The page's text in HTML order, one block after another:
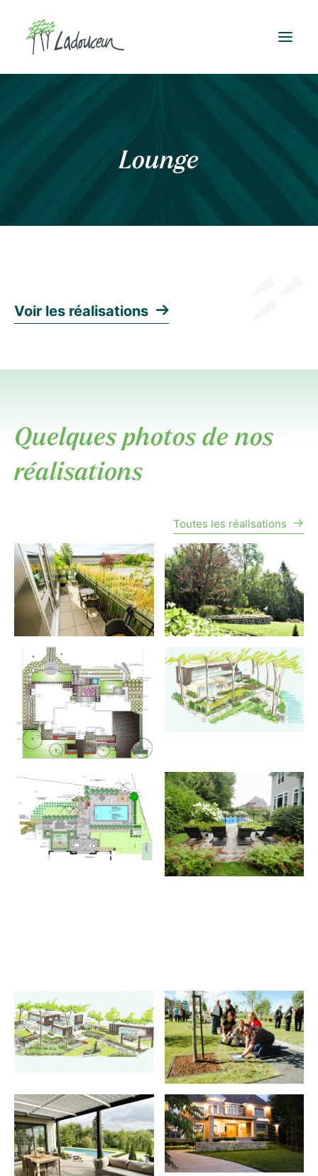
Lounge
Voir les réalisations
Quelques photos de nos
réalisations
Toutes les réalisations